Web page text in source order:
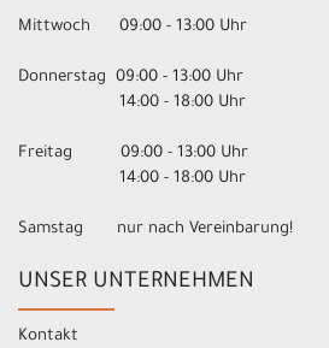
Mittwoch 09:00 - 13:00 Uhr
Donnerstag 09:00 - 13:00 Uhr
14:00 - 18:00 Uhr
Freitag 09:00 - 13:00 Uhr
14:00 - 18:00 Uhr
Samstag nur nach Vereinbarung!
UNSER UNTERNEHMEN
Kontakt